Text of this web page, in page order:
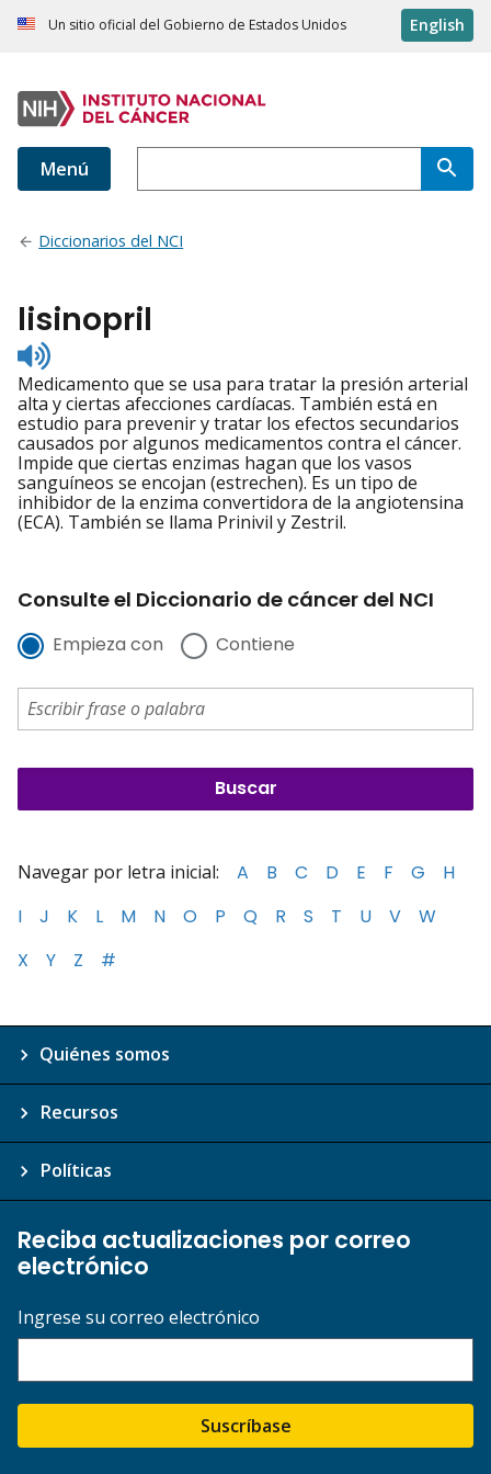
Un sitio oficial del Gobierno de Estados Unidos English
Menú
Diccionarios del NCI
lisinopril
Listen
to
pronunciation
Medicamento que se usa para tratar la presión arterial
alta y ciertas afecciones cardíacas. También está en
estudio para prevenir y tratar los efectos secundarios
causados por algunos medicamentos contra el cáncer.
Impide que ciertas enzimas hagan que los vasos
sanguíneos se encojan (estrechen). Es un tipo de
inhibidor de la enzima convertidora de la angiotensina
(ECA). También se llama Prinivil y Zestril.
Consulte el Diccionario de cáncer del NCI
Empieza con Contiene
Navegar por letra inicial: A B C D E F G
H
I
J K L M N O P Q R S T U V
W
X
Y Z #
Quiénes somos
Recursos
Políticas
Reciba actualizaciones por correo
electrónico
Ingrese su correo electrónico
Suscríbase